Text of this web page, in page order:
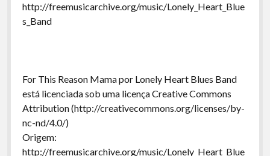
http://freemusicarchive.org/music/Lonely_Heart_Blue
s_Band
For This Reason Mama por Lonely Heart Blues Band
está licenciada sob uma licença Creative Commons
Attribution (http://creativecommons.org/licenses/by-
nc-nd/4.0/)
Origem:
http://freemusicarchive.org/music/Lonely_Heart_Blue